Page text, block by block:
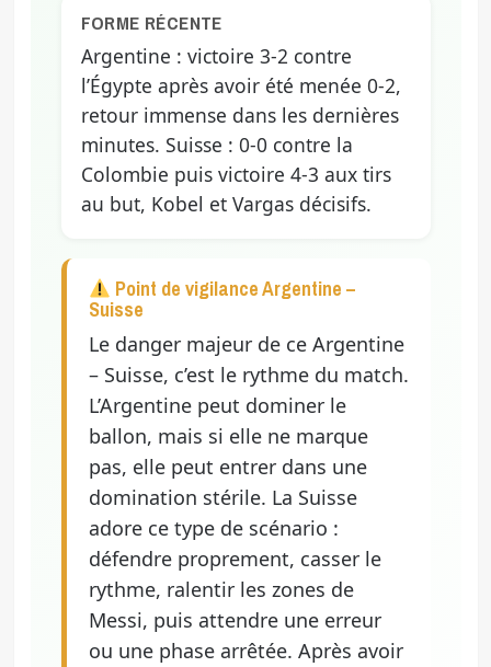
FORME RÉCENTE
Argentine : victoire 3-2 contre
l’Égypte après avoir été menée 0-2,
retour immense dans les dernières
minutes. Suisse : 0-0 contre la
Colombie puis victoire 4-3 aux tirs
au but, Kobel et Vargas décisifs.
Point de vigilance Argentine –
Suisse
Le danger majeur de ce Argentine
– Suisse, c’est le rythme du match.
L’Argentine peut dominer le
ballon, mais si elle ne marque
pas, elle peut entrer dans une
domination stérile. La Suisse
adore ce type de scénario :
défendre proprement, casser le
rythme, ralentir les zones de
Messi, puis attendre une erreur
ou une phase arrêtée. Après avoir